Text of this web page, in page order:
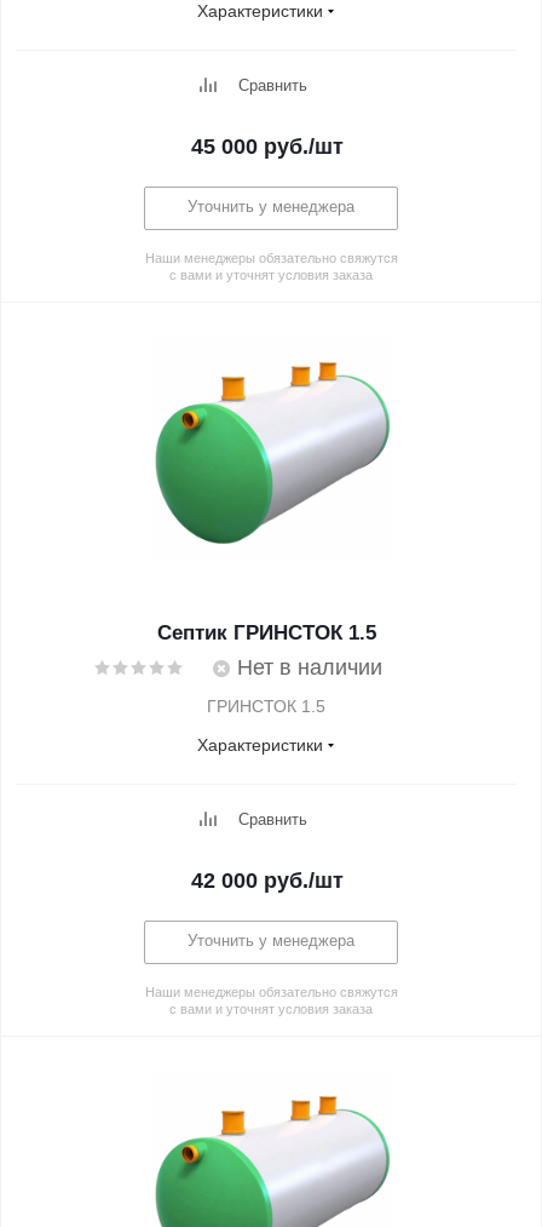
Характеристики
Сравнить
45 000руб./шт
Уточнить у менеджера
Наши менеджеры обязательно свяжутся
с вами и уточнят условия заказа
Септик ГРИНСТОК 1.5
Нет в наличии
ГРИНСТОК 1.5
Характеристики
Сравнить
42 000руб./шт
Уточнить у менеджера
Наши менеджеры обязательно свяжутся
с вами и уточнят условия заказа